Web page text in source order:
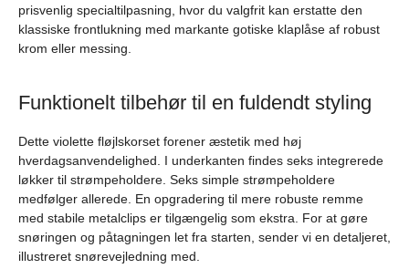
prisvenlig specialtilpasning, hvor du valgfrit kan erstatte den
klassiske frontlukning med markante gotiske klaplåse af robust
krom eller messing.
Funktionelt tilbehør til en fuldendt styling
Dette violette fløjlskorset forener æstetik med høj
hverdagsanvendelighed. I underkanten findes seks integrerede
løkker til strømpeholdere. Seks simple strømpeholdere
medfølger allerede. En opgradering til mere robuste remme
med stabile metalclips er tilgængelig som ekstra. For at gøre
snøringen og påtagningen let fra starten, sender vi en detaljeret,
illustreret snørevejledning med.